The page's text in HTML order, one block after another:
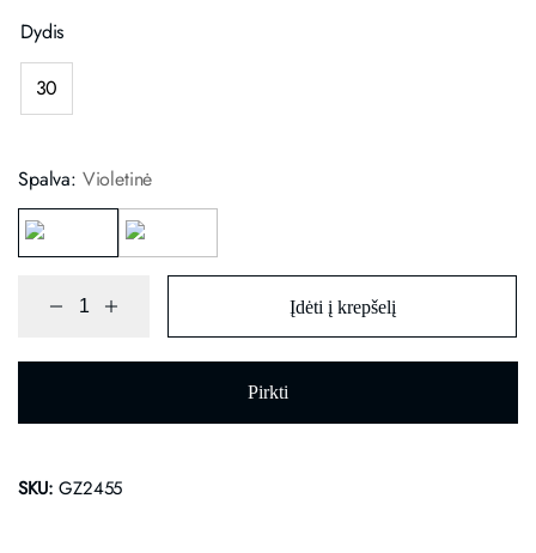
Dydis
30
Spalva: Violetinė
Įdėti į krepšelį
Pirkti
SKU:GZ2455